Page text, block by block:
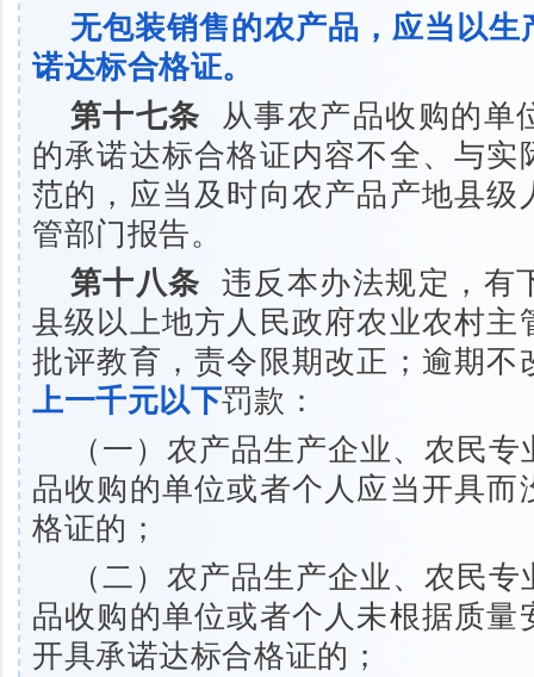
无包装销售的农产品，应当以
诺达标合格证。
第十七条 从事农产品收购的单
的承诺达标合格证内容不全、与实
范的，应当及时向农产品产地县级
管部门报告。
第十八条 违反本办法规定，有
县级以上地方人民政府农业农村主
批评教育，责令限期改正；逾期不
上一千元以下罚款：
（一）农产品生产企业、农民
品收购的单位或者个人应当开具而
格证的；
（二）农产品生产企业、农民
品收购的单位或者个人未根据质量
开具承诺达标合格证的；